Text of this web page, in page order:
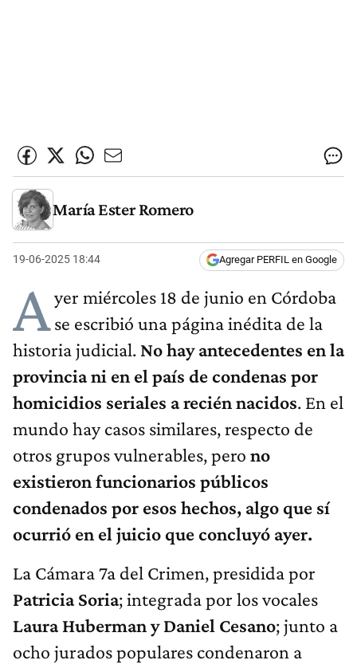
María Ester Romero
19-06-2025 18:44 Agregar PERFIL en Google
Ayer miércoles 18 de junio en Córdoba
se escribió una página inédita de la
historia judicial. No hay antecedentes en la
provincia ni en el país de condenas por
homicidios seriales a recién nacidos. En el
mundo hay casos similares, respecto de
otros grupos vulnerables, pero no
existieron funcionarios públicos
condenados por esos hechos, algo que sí
ocurrió en el juicio que concluyó ayer.
La Cámara 7a del Crimen, presidida por
Patricia Soria; integrada por los vocales
Laura Huberman y Daniel Cesano; junto a
ocho jurados populares condenaron a